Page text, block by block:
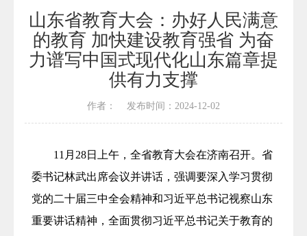
山东省教育大会：办好人民满意
的教育 加快建设教育强省 为奋
力谱写中国式现代化山东篇章提
供有力支撑
作者： 发布时间：2024-12-02
11月28日上午，全省教育大会在济南召开。省
委书记林武出席会议并讲话，强调要深入学习贯彻
党的二十届三中全会精神和习近平总书记视察山东
重要讲话精神，全面贯彻习近平总书记关于教育的